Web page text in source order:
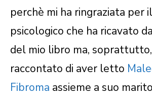
perchè mi ha ringraziata per
psicologico che ha ricavato
del mio libro ma,
raccontato di aver letto
Fibroma assieme a suo